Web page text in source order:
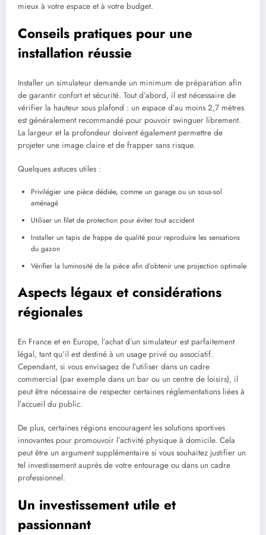
mieux à votre espace et à votre budget.
Conseils pratiques pour une
installation réussie
Installer un simulateur demande un minimum de préparation afin
de garantir confort et sécurité. Tout d’abord, il est nécessaire de
vérifier la hauteur sous plafond : un espace d’au moins 2,7 mètres
est généralement recommandé pour pouvoir swinguer librement.
La largeur et la profondeur doivent également permettre de
projeter une image claire et de frapper sans risque.
Quelques astuces utiles :
Privilégier une pièce dédiée, comme un garage ou un sous-sol
aménagé
Utiliser un filet de protection pour éviter tout accident
Installer un tapis de frappe de qualité pour reproduire les sensations
du gazon
Vérifier la luminosité de la pièce afin d’obtenir une projection optimale
Aspects légaux et considérations
régionales
En France et en Europe, l’achat d’un simulateur est parfaitement
légal, tant qu’il est destiné à un usage privé ou associatif.
Cependant, si vous envisagez de l’utiliser dans un cadre
commercial (par exemple dans un bar ou un centre de loisirs), il
peut être nécessaire de respecter certaines réglementations liées à
l’accueil du public.
De plus, certaines régions encouragent les solutions sportives
innovantes pour promouvoir l’activité physique à domicile. Cela
peut être un argument supplémentaire si vous souhaitez justifier un
tel investissement auprès de votre entourage ou dans un cadre
professionnel.
Un investissement utile et
passionnant